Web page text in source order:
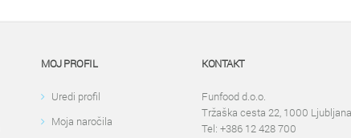
MOJ PROFIL
Uredi profil
Moja naročila
KONTAKT
Funfood d.o.o.
Tržaška cesta 22, 1000
Tel: +386 12 428 700